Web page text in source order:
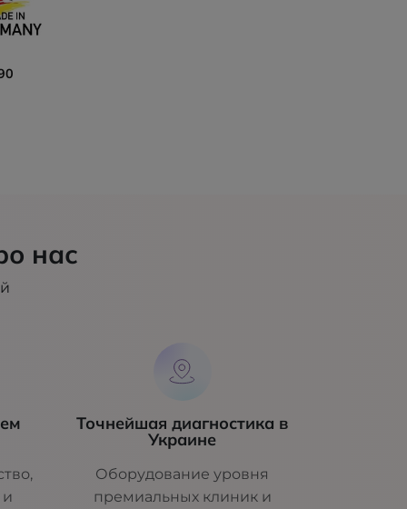
нас
Точнейшая диагностика в
Украине
Оборудование уровня
премиальных клиник и